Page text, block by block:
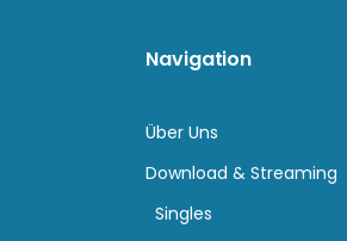
Navigation
Über Uns
Download & Streaming
Singles